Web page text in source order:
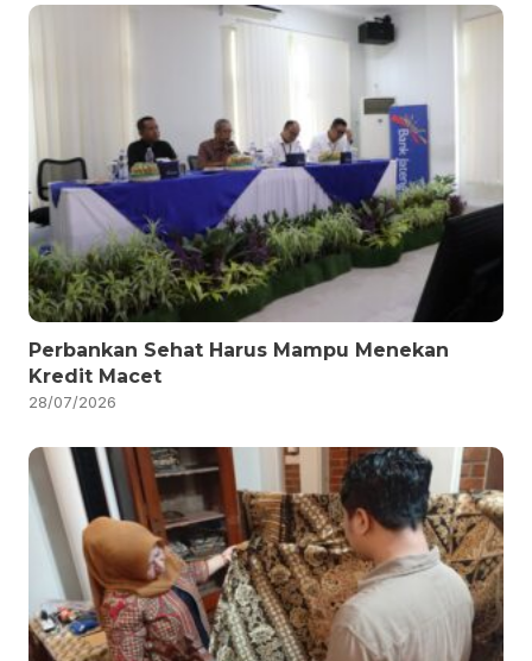
Perbankan Sehat Harus Mampu Menekan
Kredit Macet
28/07/2026